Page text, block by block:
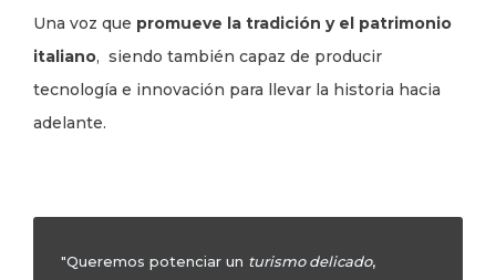
Una voz que promueve la tradición y el patrimonio
italiano, siendo también capaz de producir
tecnología e innovación para llevar la historia hacia
adelante.
“Nuestro objetivo es hacer que cada minuto sea